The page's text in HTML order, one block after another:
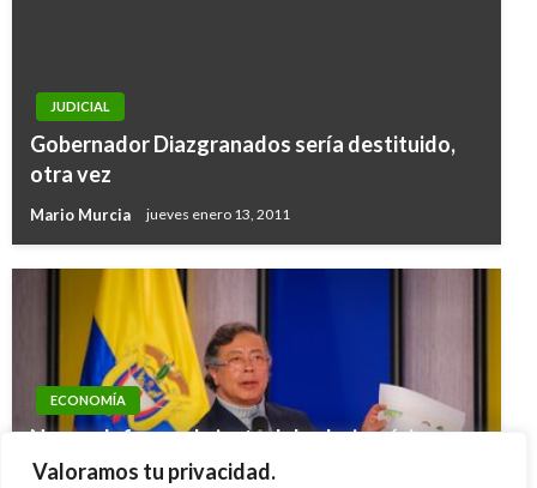
Valoramos tu privacidad.
JUDICIAL
Gobernador Diazgranados sería destituido,
otra vez
Mario Murcia jueves enero 13, 2011
ECONOMÍA
Nueva defensa al ajuste del salario mínimo y a
los nuevos impuestos de la Emergencia